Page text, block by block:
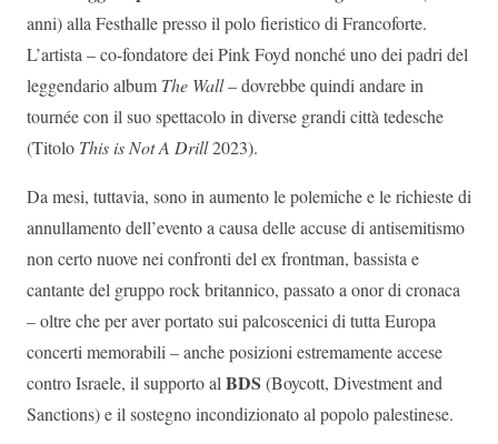
anni) alla Festhalle presso il polo fieristico di Francoforte.
L’artista – co-fondatore dei Pink Foyd nonché uno dei padri del
leggendario album The Wall– dovrebbe quindi andare in
tournée con il suo spettacolo in diverse grandi città tedesche
(Titolo This is Not A Drill2023).
Da mesi, tuttavia, sono in aumento le polemiche e le richieste di
annullamento dell’evento a causa delle accuse di antisemitismo
non certo nuove nei confronti del ex frontman, bassista e
cantante del gruppo rock britannico, passato a onor di cronaca
– oltre che per aver portato sui palcoscenici di tutta Europa
concerti memorabili – anche posizioni estremamente accese
contro Israele, il supporto alBDS (Boycott, Divestment and
Sanctions) e il sostegno incondizionato al popolo palestinese.